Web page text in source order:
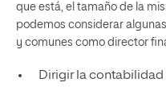
que está, el tamaño de la
podemos considerar
y comunes como director
Dirigir la contabilidad